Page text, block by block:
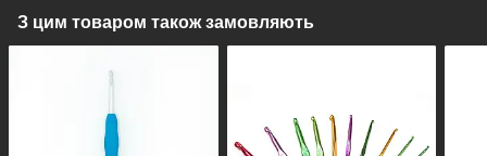
З цим товаром також замовляють